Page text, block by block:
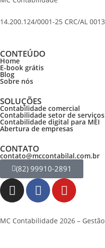
14.200.124/0001-25 CRC/AL
CONTEÚDO
Home
E-book grátis
Blog
Sobre nós
SOLUÇÕES
Contabilidade comercial
Contabilidade setor de serviços
Contabilidade digital para MEI
Abertura de empresas
CONTATO
contato@mccontabilal.com.br
(82) 99910-2891
MC Contabilidade 2026 –